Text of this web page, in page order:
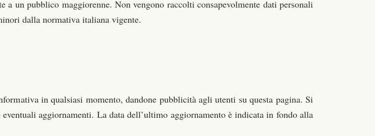
un pubblico maggiorenne. Non vengono raccolti consapevolmente dati personali
dalla normativa italiana vigente.
in qualsiasi momento, dandone pubblicità agli utenti su questa pagina. Si
aggiornamenti. La data dell’ultimo aggiornamento è indicata in fondo alla